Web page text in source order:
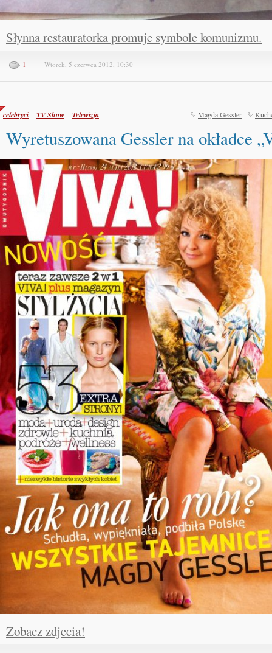
Słynna restauratorka promuje symbole komunizmu.
1 Wtorek, 5 czerwca 2012, 10:30
celebryci TV Show Telewizja Magda Gessler
Wyretuszowana Gessler na okładce
Zobacz zdjecia!